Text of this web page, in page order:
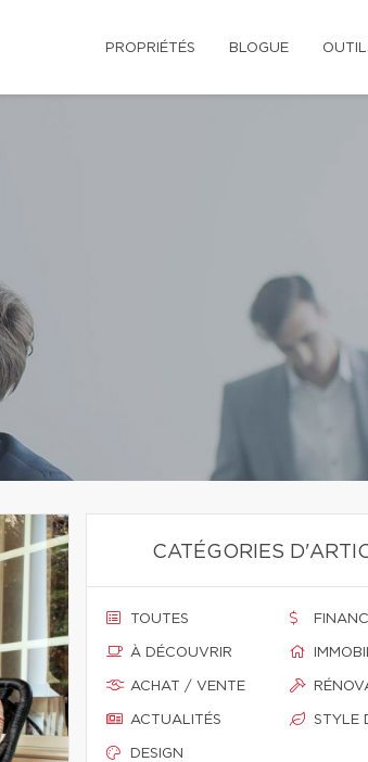
PROPRIÉTÉS BLOGUE
CATÉGORIES
TOUTES
À DÉCOUVRIR
ACHAT / VENTE
ACTUALITÉS
DESIGN
STYLE